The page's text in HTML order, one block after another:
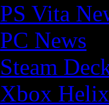
PS Vita
PC News
Steam
Xbox